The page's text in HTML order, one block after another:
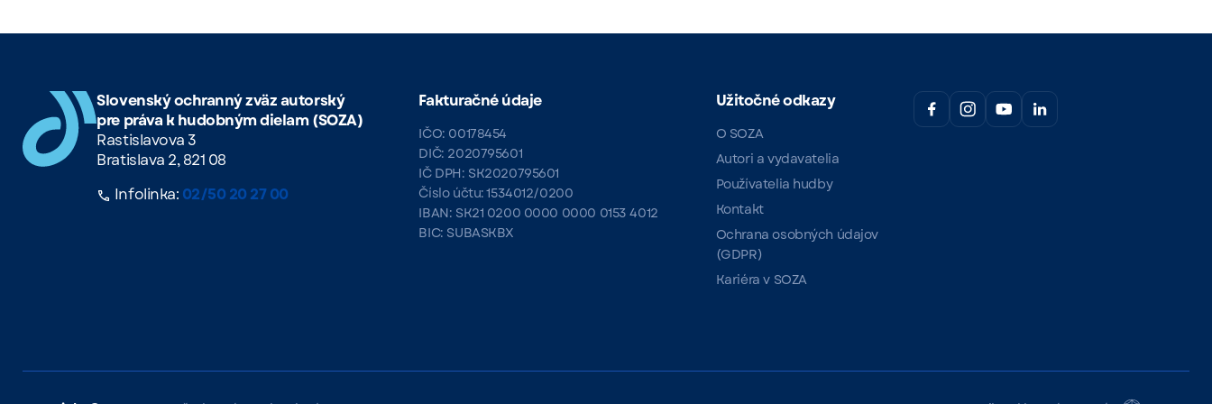
Slovenský ochranný zväz autorský
pre práva k hudobným dielam (SOZA)
Rastislavova 3
Bratislava 2, 821 08
Infolinka: 02/50 20 27 00
Fakturačné údaje
IČO: 00178454
DIČ: 2020795601
IČ DPH: SK2020795601
Číslo účtu: 1534012/0200
IBAN: SK21 0200 0000 0000 0153 4012
BIC: SUBASKBX
Užitočné odkazy
O SOZA
Autori a vydavatelia
Používatelia hudby
Kontakt
Ochrana osobných údajov
(GDPR)
Kariéra v SOZA